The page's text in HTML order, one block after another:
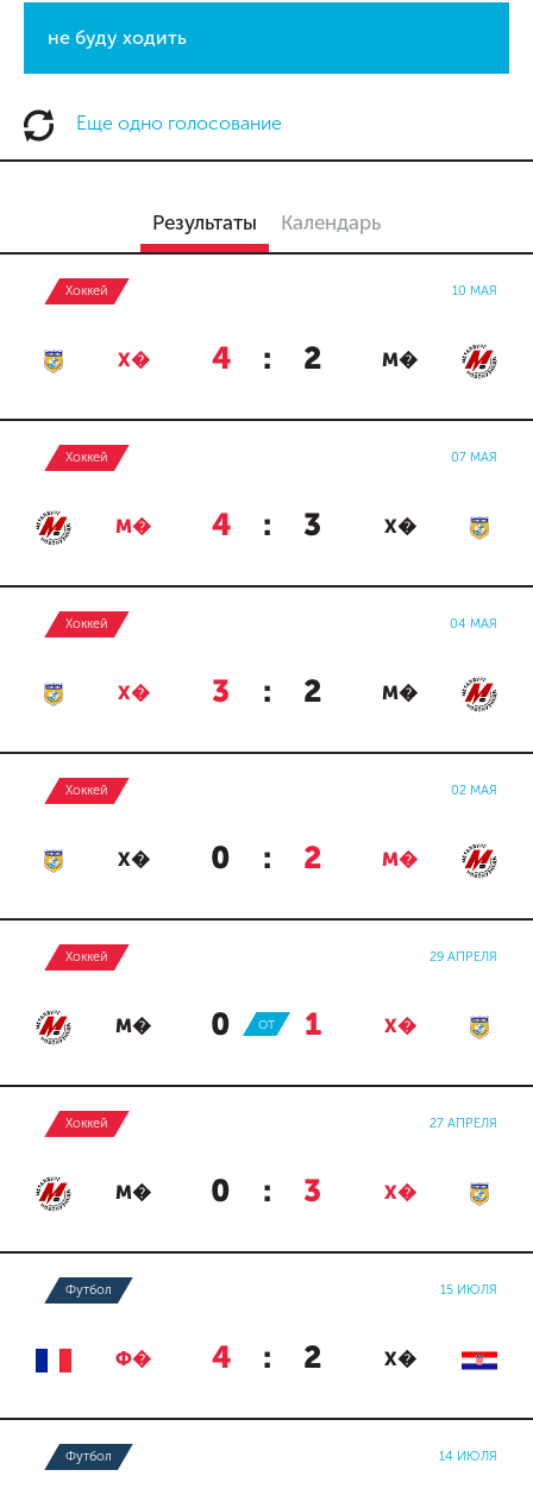
не буду ходить
Еще одно голосование
Результаты Календарь
Хоккей 10 МАЯ
Х� 4 : 2 М�
Хоккей 07 МАЯ
М� 4 : 3 Х�
Хоккей 04 МАЯ
Х� 3 : 2 М�
Хоккей 02 МАЯ
Х� 0 : 2 М�
Хоккей 29 АПРЕЛЯ
М� 0 : 1 Х�
ОТ
Хоккей 27 АПРЕЛЯ
М� 0 : 3 Х�
Футбол 15 ИЮЛЯ
Ф� 4 : 2 Х�
Футбол 14 ИЮЛЯ